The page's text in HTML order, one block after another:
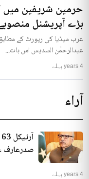
حرمین شریفین میں
بڑے آپریشنل
عرب میڈیا کی رپورٹ کے
عبدالرحمٰن السدیس اس بات...
4 years پہلے
آراء
صدرعارف
4 years پہلے